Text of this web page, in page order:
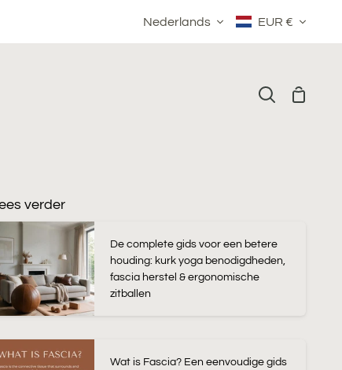
Taal
Nederlands Valuta EUR €
Zoeken
verder
De complete gids voor een betere
houding: kurk yoga benodigdheden,
fascia herstel & ergonomische
zitballen
Wat is Fascia? Een eenvoudige gids